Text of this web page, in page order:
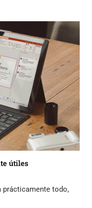
útiles
prácticamente todo,